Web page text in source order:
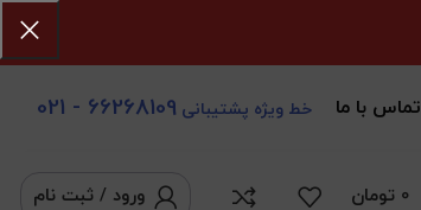
تماس با ما خط ویژه پشتیبانی 66268109 - 021
0 تومان ورود / ثبت نام